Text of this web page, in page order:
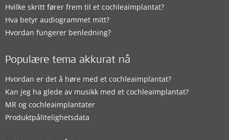
Hvilke skritt fører frem til et cochleaimplantat?
Hva betyr audiogrammet mitt?
Hvordan fungerer benledning?
Populære tema akkurat nå
Hvordan er det å høre med et cochleaimplantat?
Kan jeg ha glede av musikk med et cochleaimplantat?
MR og cochleaimplantater
Produktpålitelighetsdata